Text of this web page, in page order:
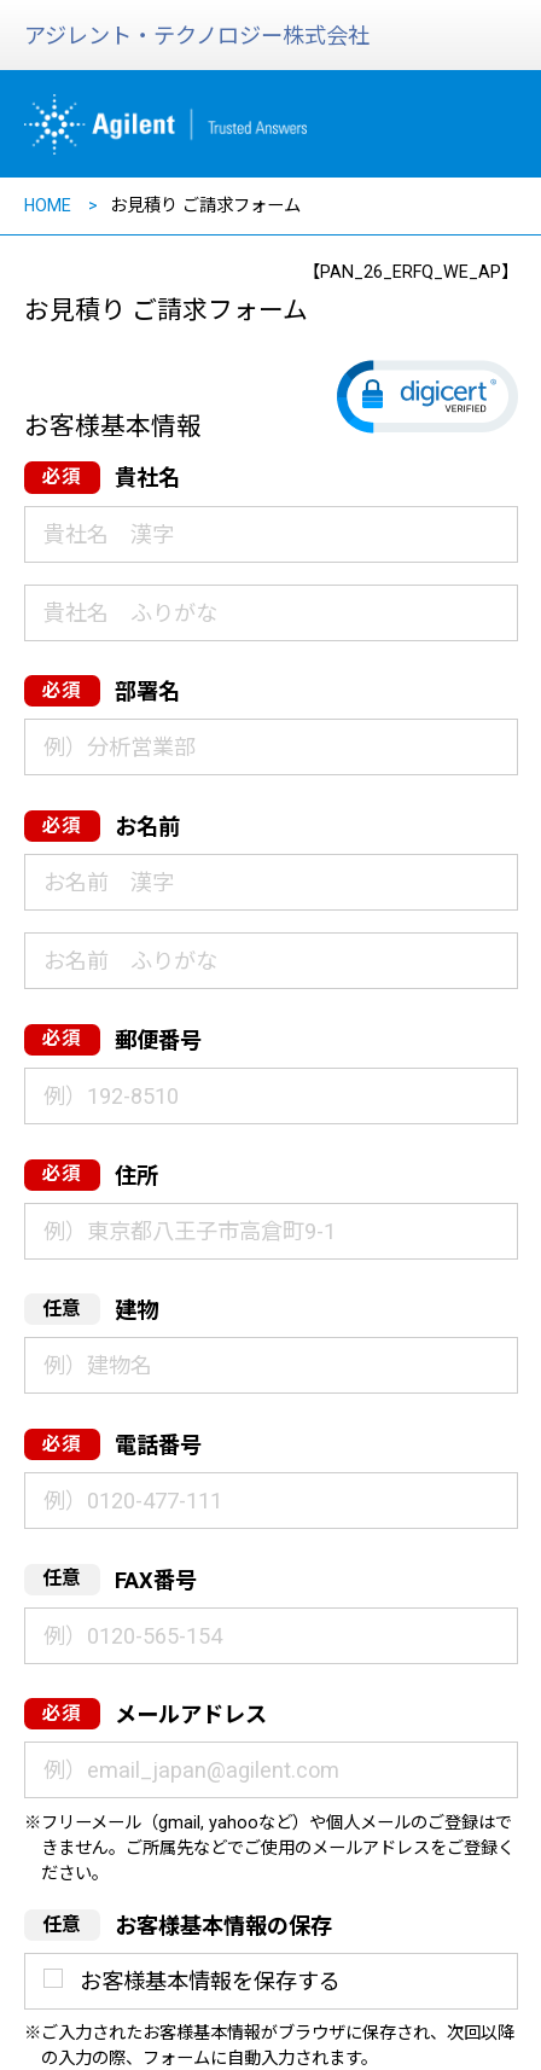
アジレント・テクノロジー株式会社
HOME お見積り ご請求フォーム
【PAN_26_ERFQ_WE_AP】
お見積り ご請求フォーム
お客様基本情報
貴社名
部署名
お名前
郵便番号
住所
建物
電話番号
FAX番号
メールアドレス
フリーメール（gmail, yahooなど）や個人メールのご登録はで
きません。ご所属先などでご使用のメールアドレスをご登録く
ださい。
お客様基本情報の保存
お客様基本情報を保存する
ご入力されたお客様基本情報がブラウザに保存され、次回以降
の入力の際、フォームに自動入力されます。